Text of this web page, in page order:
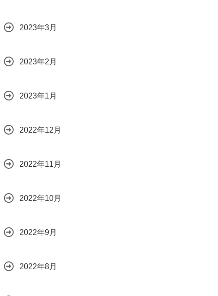
2023年3月
2023年2月
2023年1月
2022年12月
2022年11月
2022年10月
2022年9月
2022年8月